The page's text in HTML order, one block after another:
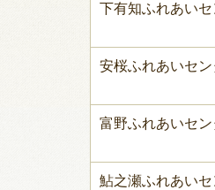
下有知ふれあいセ
安桜ふれあいセン
富野ふれあいセン
鮎之瀬ふれあいセ